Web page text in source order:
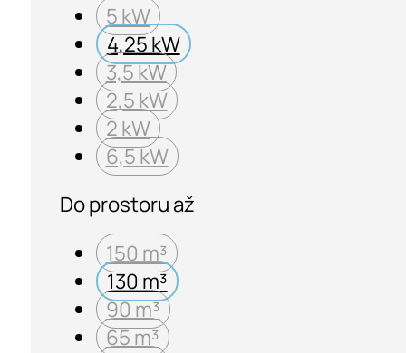
5 kW
4,25 kW
3,5 kW
2,5 kW
2 kW
6,5 kW
Do prostoru až
150 m³
130 m³
90 m³
65 m³